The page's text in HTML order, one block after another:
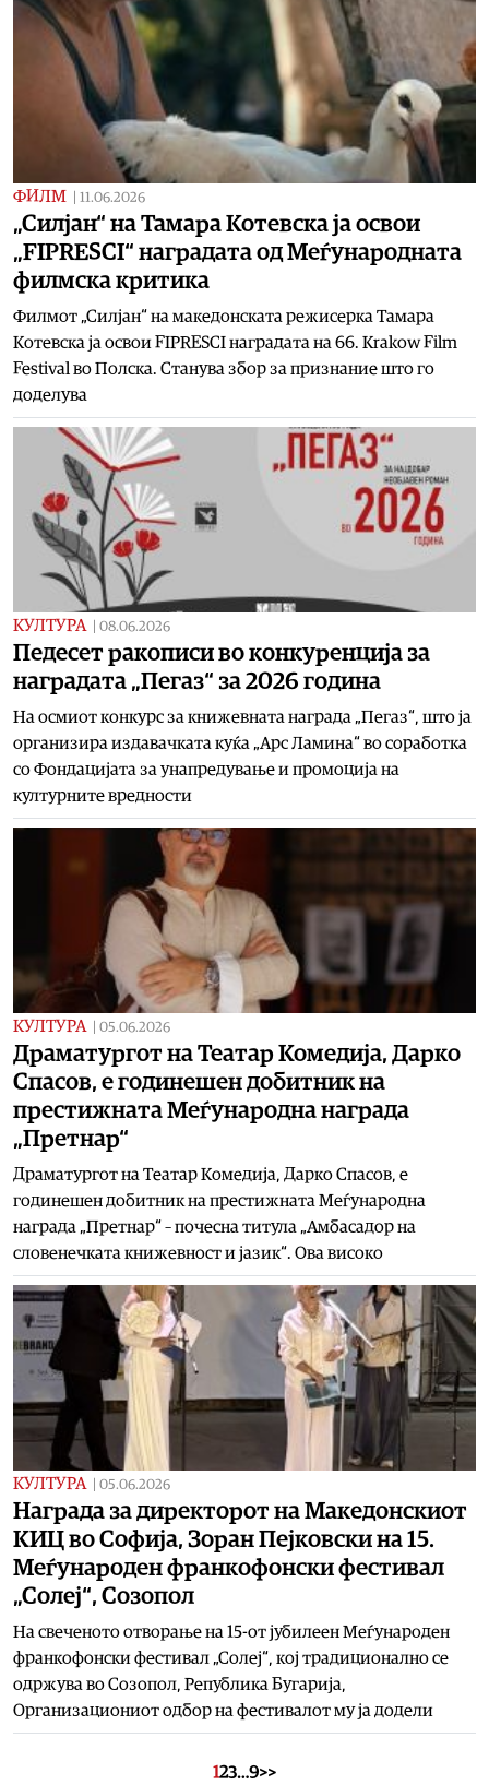
ФИЛМ 11.06.2026
„Силјан“ на Тамара Котевска ја освои
„FIPRESCI“ наградата од Меѓународната
филмска критика
Филмот „Силјан“ на македонската режисерка Тамара
Котевска ја освои FIPRESCI наградата на 66. Krakow Film
Festival во Полска. Станува збор за признание што го
доделува
КУЛТУРА 08.06.2026
Педесет ракописи во конкуренција за
наградата „Пегаз“ за 2026 година
На осмиот конкурс за книжевната награда „Пегаз“, што ја
организира издавачката куќа „Арс Ламина“ во соработка
со Фондацијата за унапредување и промоција на
културните вредности
КУЛТУРА 05.06.2026
Драматургот на Театар Комедија, Дарко
Спасов, е годинешен добитник на
престижната Меѓународна награда
„Претнар“
Драматургот на Театар Комедија, Дарко Спасов, е
годинешен добитник на престижната Меѓународна
награда „Претнар“ – почесна титула „Амбасадор на
словенечката книжевност и јазик“. Ова високо
КУЛТУРА 05.06.2026
Награда за директорот на Македонскиот
КИЦ во Софија, Зоран Пејковски на 15.
Меѓународен франкофонски фестивал
„Солеј“, Созопол
На свеченото отворање на 15-от јубилеен Меѓународен
франкофонски фестивал „Солеј“, кој традиционално се
одржува во Созопол, Република Бугарија,
Организациониот одбор на фестивалот му ја додели
123…9>>